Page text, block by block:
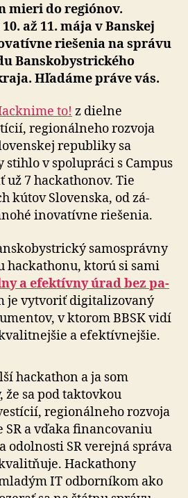
mieri do regiónov.
až 11. mája v Banskej
riešenia na správu
Bansko­bystrického
Hľadáme práve vás.
to! z dielne
re­gio­nál­neho rozvoja
re­pub­liky sa
stihlo v spo­lu­práci s Campus
už 7 hacka­thonov. Tie
kútov Slo­ven­ska, od zá­
inovatívne riešenia.
sa­mo­správ­ny
hacka­thonu, ktorú si sami
a efek­tív­ny úrad bez pa­
je vytvoriť di­gi­ta­li­zo­vaný
v kto­rom BBSK vidí
a efek­tív­nej­šie.
hackathon a ja som
sa pod tak­tov­kou
re­gio­nál­ne­ho roz­voja
a vďaka finan­co­vaniu
odol­nosti SR verejná správa
Hacka­thony
IT odborníkom ako